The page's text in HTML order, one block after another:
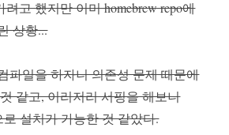
고 했지만 이미 homebrew repo에
상황...
파일을 하자니 의존성 문제 때문에
같고, 이리저리 서핑을 해보니
로 설치가 가능한 것 같았다.